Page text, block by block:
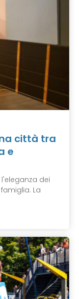
città tra
e
dei
La